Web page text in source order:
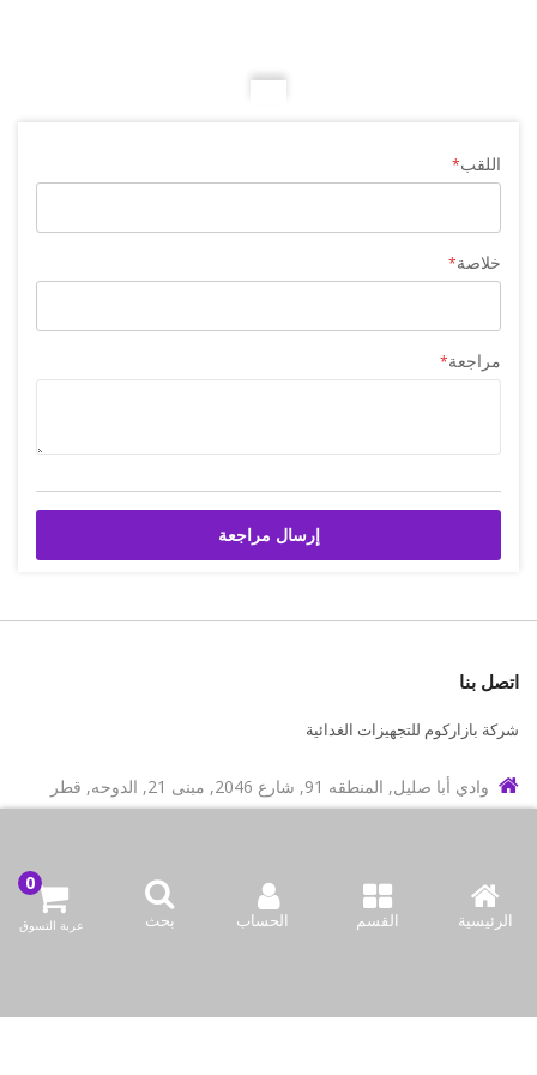
الرئيسية القسم الحساب بحث عربة التسوق
اللقب
خلاصة
مراجعة
إرسال مراجعة
اتصل بنا
شركة بازاركوم للتجهيزات الغدائية
وادي أبا صليل, المنطقه 91, شارع 2046, مبنى 21, الدوحه, قطر
سياسة المتجر